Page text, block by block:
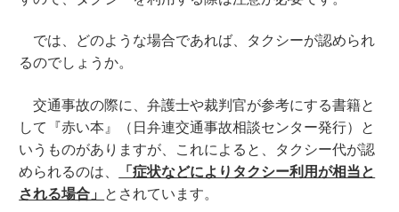
では、どのような場合であれば、タクシーが認められ
るのでしょうか。
交通事故の際に、弁護士や裁判官が参考にする書籍と
して『赤い本』（日弁連交通事故相談センター発行）と
いうものがありますが、これによると、タクシー代が認
められるのは、
「症状などによりタクシー利用が相当と
される場合」
とされています。